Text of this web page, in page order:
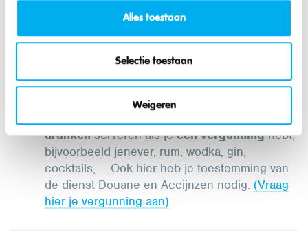
Alles toestaan
Selectie toestaan
Weigeren
toestemming van de dienst Douane en
Accijnzen. Je zal enkel alcoholhoudende
dranken kunnen verkopen met een
handelaarsvergunning ethylalcohol en
vergunning aan)
drankenserveren als jeeen vergunninghebt,
bijvoorbeeld jenever, rum, wodka, gin,
cocktails, ... Ook hier heb je toestemming van
de dienst Douane en Accijnzen nodig. (Vraag
hier je vergunning aan)